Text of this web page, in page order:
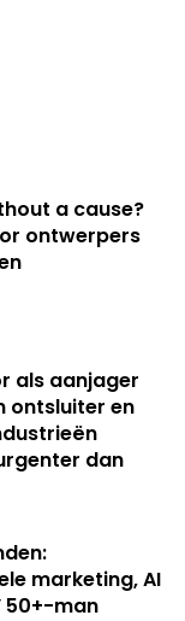
a cause?
ontwerpers
als aanjager
ontsluiter en
dan
marketing, AI
50+-man